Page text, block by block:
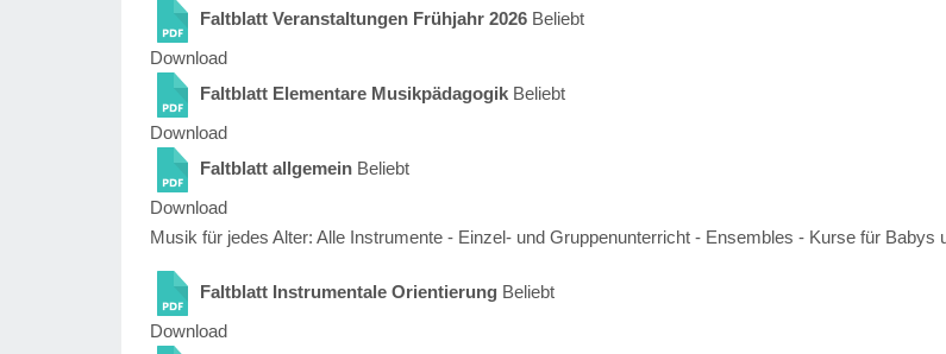
Faltblatt Veranstaltungen Frühjahr 2026 Beliebt
Download
Faltblatt Elementare Musikpädagogik Beliebt
Download
Faltblatt allgemein Beliebt
Download
Musik für jedes Alter: Alle Instrumente - Einzel- und Gruppenunterricht - Ensembles - Kurse für
Faltblatt Instrumentale Orientierung Beliebt
Download